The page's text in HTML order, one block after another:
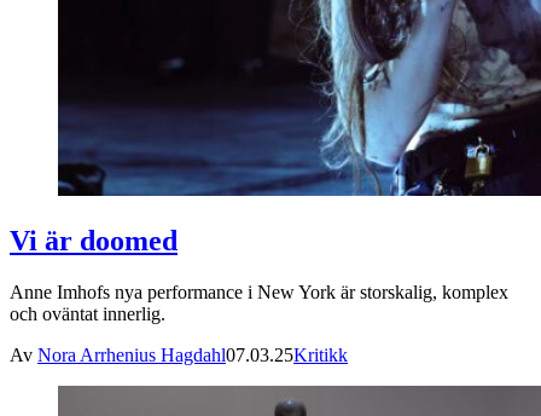
Vi är doomed
Anne Imhofs nya performance i New York är storskalig, komplex
och oväntat innerlig.
Av Nora Arrhenius Hagdahl07.03.25Kritikk